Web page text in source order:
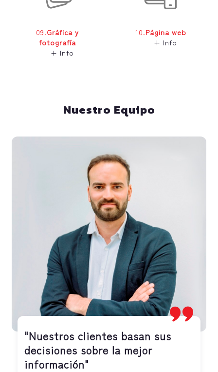
09.Gráfica y
fotografía
+ Info
10.Página web
+ Info
Nuestro Equipo
"Nuestros clientes basan sus
decisiones sobre la mejor
información"